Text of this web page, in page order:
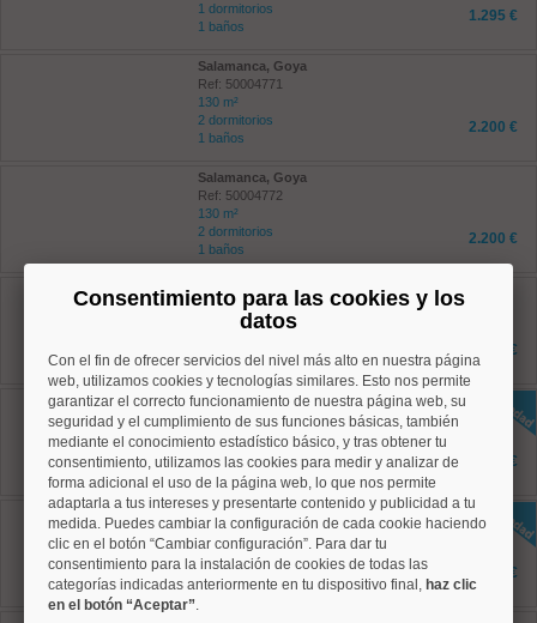
1 dormitorios
1 baños
1.295 €
Salamanca, Goya
Ref: 50004771
130 m²
2 dormitorios
1 baños
2.200 €
Salamanca, Goya
Ref: 50004772
130 m²
2 dormitorios
1 baños
2.200 €
Salamanca, Goya
Ref: 50004780
2 baños
4.000 €
Centro, Justicia
Ref: 50004810
80 m²
2 dormitorios
1 baños
1.675 €
Centro, Justicia
Ref: 50004826
40 m²
2 dormitorios
1 baños
1.350 €
Consentimiento para las cookies y los
datos
Con el fin de ofrecer servicios del nivel más alto en nuestra página
web, utilizamos cookies y tecnologías similares. Esto nos permite
garantizar el correcto funcionamiento de nuestra página web, su
seguridad y el cumplimiento de sus funciones básicas, también
mediante el conocimiento estadístico básico, y tras obtener tu
consentimiento, utilizamos las cookies para medir y analizar de
forma adicional el uso de la página web, lo que nos permite
adaptarla a tus intereses y presentarte contenido y publicidad a tu
medida. Puedes cambiar la configuración de cada cookie haciendo
clic en el botón “Cambiar configuración”. Para dar tu
consentimiento para la instalación de cookies de todas las
categorías indicadas anteriormente en tu dispositivo final, haz clic
en el botón “Aceptar”.